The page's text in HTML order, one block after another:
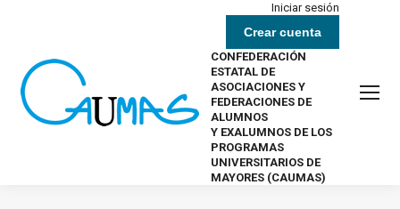
Iniciar sesión
Crear cuenta
CONFEDERACIÓN
ESTATAL DE
ASOCIACIONES Y
FEDERACIONES DE
ALUMNOS
Y EXALUMNOS DE LOS
PROGRAMAS
UNIVERSITARIOS DE
MAYORES (CAUMAS)